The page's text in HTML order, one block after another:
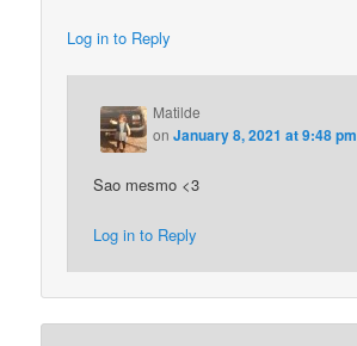
Log in to Reply
Matilde
onJanuary 8, 2021 at 9:48 pm
Sao mesmo <3
Log in to Reply